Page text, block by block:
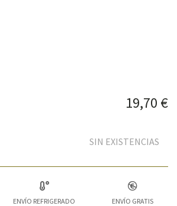
19,70 €
SIN EXISTENCIAS
ENVÍO REFRIGERADO
ENVÍO GRATIS